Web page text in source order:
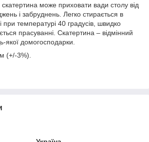
скатертина може приховати вади столу від
і забруднень. Легко стирається в
при температурі 40 градусів, швидко
прасуванні. Скатертина – відмінний
якої домогосподарки.
(+/-3%).